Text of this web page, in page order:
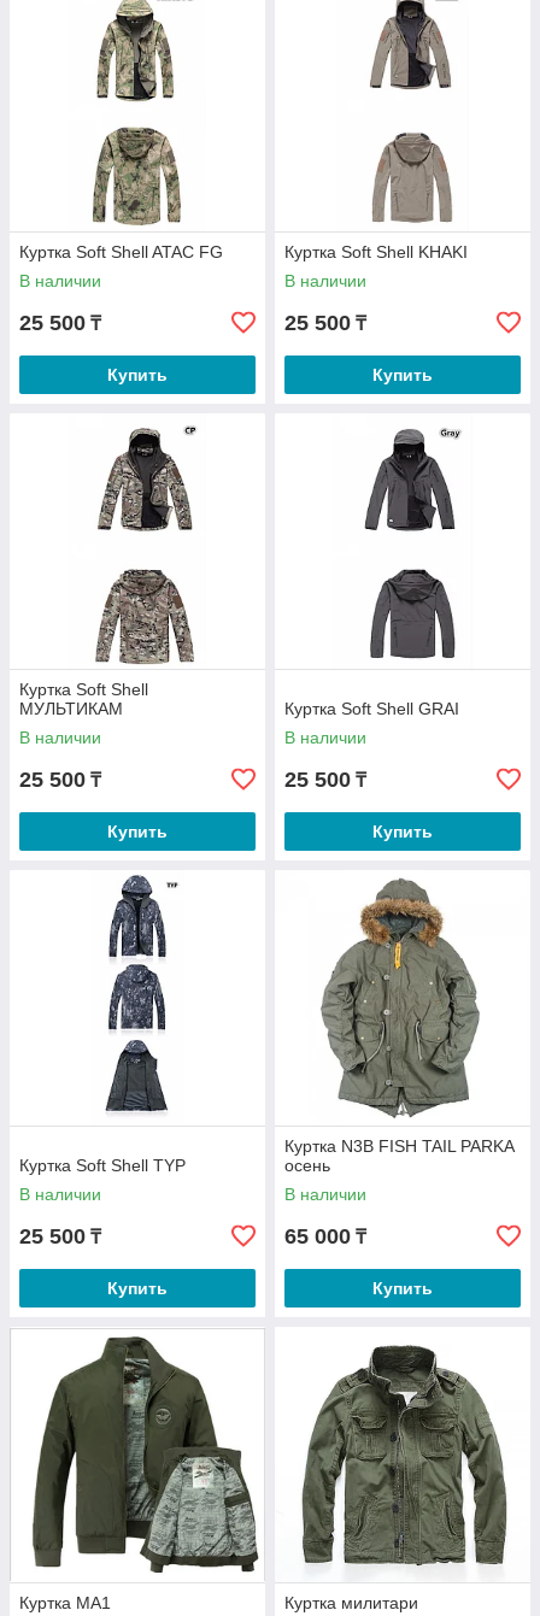
Куртка Soft Shell ATAC FG
В наличии
25 500 ₸
Купить
Куртка Soft Shell KHAKI
В наличии
25 500 ₸
Купить
Куртка Soft Shell
МУЛЬТИКАМ
В наличии
25 500 ₸
Купить
Куртка Soft Shell GRAI
В наличии
25 500 ₸
Купить
Куртка Soft Shell TYP
В наличии
25 500 ₸
Купить
Куртка N3B FISH TAIL PARKA
осень
В наличии
65 000 ₸
Купить
Куртка МА1
Куртка милитари